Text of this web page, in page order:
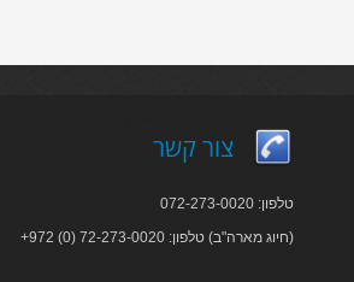
צור קשר
טלפון: 072-273-0020
+972 (0) 72-273-0020 :חיוג מארה"ב) טלפון)